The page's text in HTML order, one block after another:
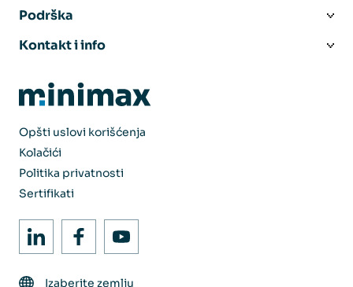
Podrška
Kontakt i info
Opšti uslovi korišćenja
Kolačići
Politika privatnosti
Sertifikati
Izaberite zemlju